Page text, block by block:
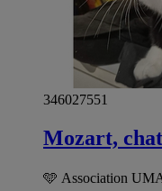
346027551
Mozart,
🩵 Association